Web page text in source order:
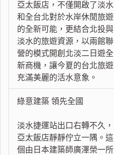
亞太飯店，不僅開啟了淡水
和全台北對於水岸休閒旅遊
的全新可能，更結合北投與
淡水的旅遊資源，以兩館聯
營的模式開創北淡二日遊全
新商機，讓今夏的台北旅遊
充滿美麗的活水意象。
綠意建築 領先全國
淡水捷運站出口右轉不久，
亞太飯店靜靜佇立一隅。這
個由日本建築師廣澤榮一所